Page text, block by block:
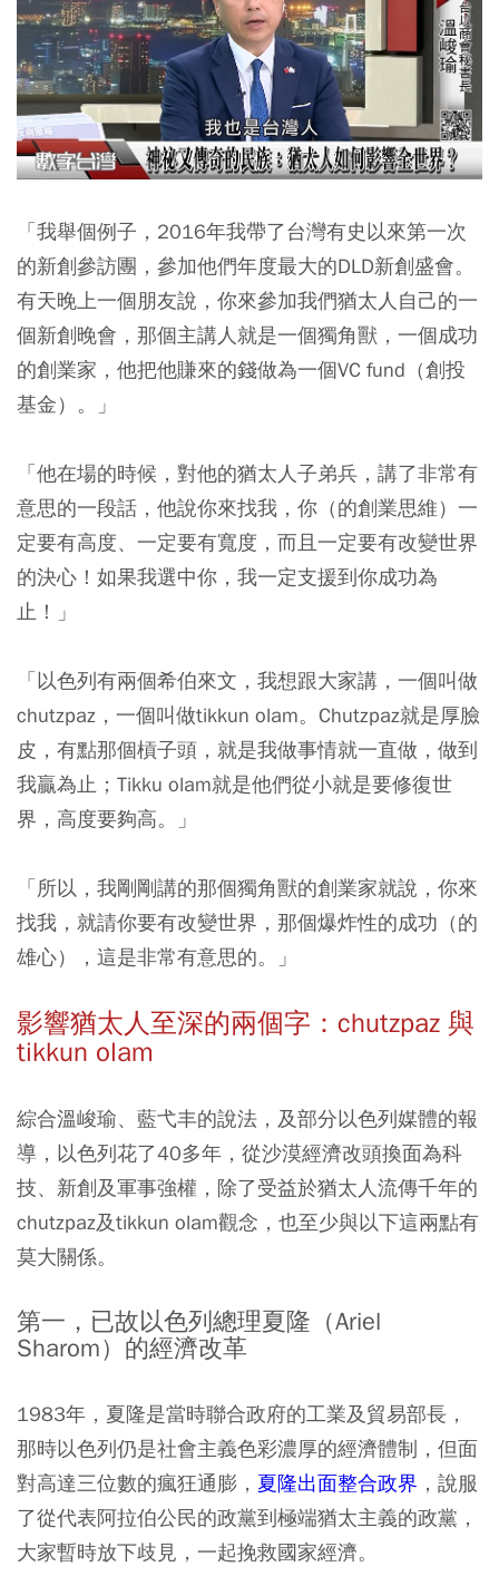
「我舉個例子，2016年我帶了台灣有史以來第一次
的新創參訪團，參加他們年度最大的DLD新創盛會。
有天晚上一個朋友說，你來參加我們猶太人自己的一
個新創晚會，那個主講人就是一個獨角獸，一個成功
的創業家，他把他賺來的錢做為一個VC fund（創投
基金）。」
「他在場的時候，對他的猶太人子弟兵，講了非常有
意思的一段話，他說你來找我， 你（的創業思維）一
定要有高度、一定要有寬度，而且一定要有改變世界
的決心 ！如果我選中你，我一定支援到你成功為
止！」
「以色列有兩個希伯來文，我想跟大家講， 一個叫做
chutzpaz，一個叫做tikkun olam。Chutzpaz就是厚臉
皮，有點那個槓子頭，就是我做事情就一直做，做到
我贏為止；Tikku olam就是他們從小就是要修復世
界，高度要夠高。」
「所以，我剛剛講的那個獨角獸的創業家就說， 你來
找我，就請你要有改變世界，那個爆炸性的成功（的
雄心），這是非常有意思的。」
影響猶太人至深的兩個字： chutzpaz 與
tikkun olam
綜合溫峻瑜、藍弋丰的說法，及部分以色列媒體的報
導，以色列花了40多年，從沙漠經濟改頭換面為科
技、新創及軍事強權，除了受益於猶太人流傳千年的
chutzpaz及tikkun olam觀念，也至少與以下這兩點有
莫大關係。
第一，已故以色列總理夏隆（Ariel
Sharom）的經濟改革
1983年，夏隆是當時聯合政府的工業及貿易部長，
那時以色列仍是社會主義色彩濃厚的經濟體制，但面
對高達三位數的瘋狂通膨， 夏隆出面整合政界 ，說服
了從代表阿拉伯公民的政黨到極端猶太主義的政黨，
大家暫時放下歧見，一起挽救國家經濟。